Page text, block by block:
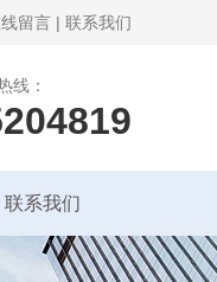
留言 | 联系我们
线：
联系我们